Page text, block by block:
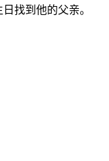
找到他的父亲。